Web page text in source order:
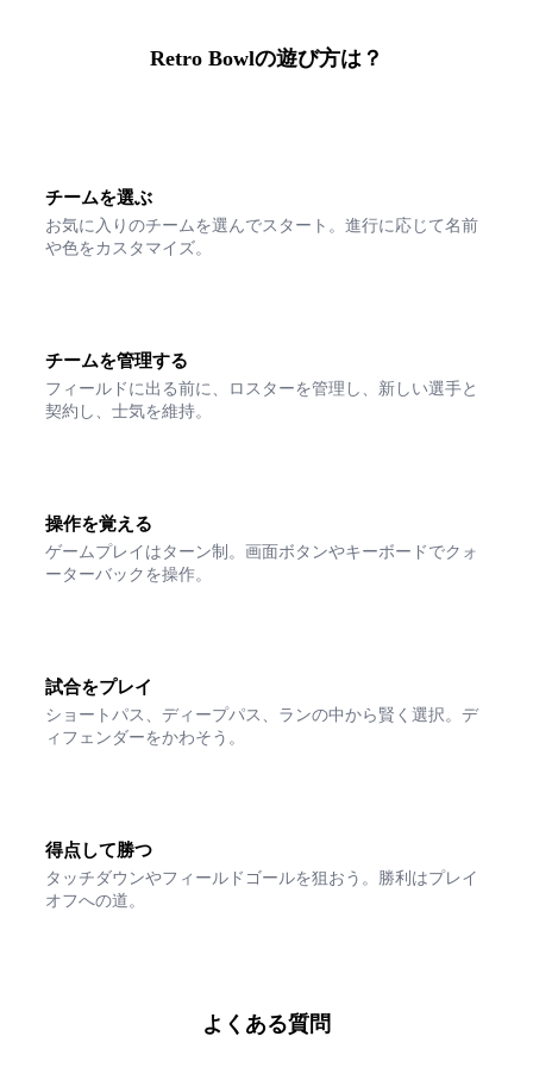
Retro Bowlの遊び方は？
チームを選ぶ
お気に入りのチームを選んでスタート。進行に応じて名前
や色をカスタマイズ。
チームを管理する
フィールドに出る前に、ロスターを管理し、新しい選手と
契約し、士気を維持。
操作を覚える
ゲームプレイはターン制。画面ボタンやキーボードでクォ
ーターバックを操作。
試合をプレイ
ショートパス、ディープパス、ランの中から賢く選択。デ
ィフェンダーをかわそう。
得点して勝つ
タッチダウンやフィールドゴールを狙おう。勝利はプレイ
オフへの道。
よくある質問